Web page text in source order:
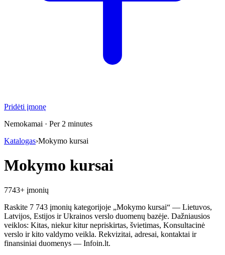
Pridėti įmonę
Nemokamai · Per 2 minutes
Katalogas›Mokymo kursai
Mokymo kursai
7743+ įmonių
Raskite 7 743 įmonių kategorijoje „Mokymo kursai“ — Lietuvos,
Latvijos, Estijos ir Ukrainos verslo duomenų bazėje. Dažniausios
veiklos: Kitas, niekur kitur nepriskirtas, švietimas, Konsultacinė
verslo ir kito valdymo veikla. Rekvizitai, adresai, kontaktai ir
finansiniai duomenys — Infoin.lt.